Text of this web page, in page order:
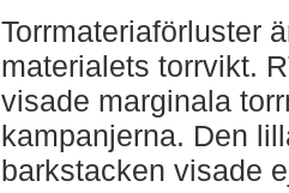
Torrmateriaförluster
materialets torrvikt.
visade marginala
kampanjerna. Den
barkstacken visade